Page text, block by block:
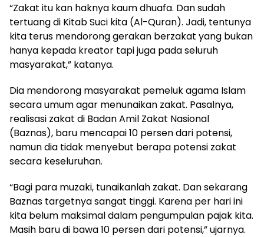
“Zakat itu kan haknya kaum dhuafa. Dan sudah
tertuang di Kitab Suci kita (Al-Quran). Jadi, tentunya
kita terus mendorong gerakan berzakat yang bukan
hanya kepada kreator tapi juga pada seluruh
masyarakat,” katanya.
Dia mendorong masyarakat pemeluk agama Islam
secara umum agar menunaikan zakat. Pasalnya,
realisasi zakat di Badan Amil Zakat Nasional
(Baznas), baru mencapai 10 persen dari potensi,
namun dia tidak menyebut berapa potensi zakat
secara keseluruhan.
“Bagi para muzaki, tunaikanlah zakat. Dan sekarang
Baznas targetnya sangat tinggi. Karena per hari ini
kita belum maksimal dalam pengumpulan pajak kita.
Masih baru di bawa 10 persen dari potensi,” ujarnya.